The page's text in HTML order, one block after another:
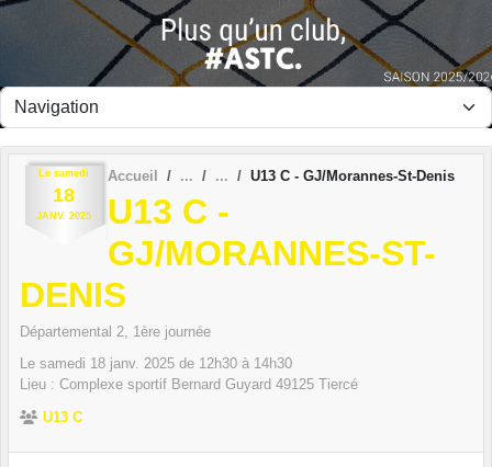
Le samedi
18
JANV. 2025
Accueil U13 C - GJ/Morannes-St-Denis
U13 C -
GJ/MORANNES-ST-
DENIS
Départemental 2, 1ère journée
Le samedi 18 janv. 2025 de 12h30 à 14h30
Lieu : Complexe sportif Bernard Guyard 49125 Tiercé
U13 C
Panneau de gestion des cookies